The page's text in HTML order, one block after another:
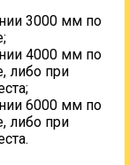
3000 мм по
4000 мм по
либо при
6000 мм по
либо при